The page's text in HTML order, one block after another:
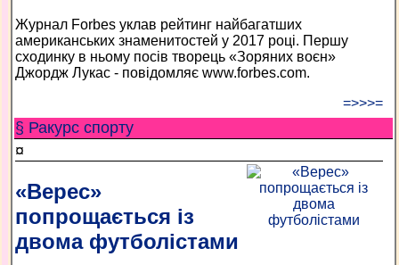
Журнал Forbes уклав рейтинг найбагатших
американських знаменитостей у 2017 році. Першу
сходинку в ньому посів творець «Зоряних воєн»
Джордж Лукас - повідомляє www.forbes.com.
=>>>=
§ Ракурс спорту
¤
«Верес»
попрощається із
двома футболістами